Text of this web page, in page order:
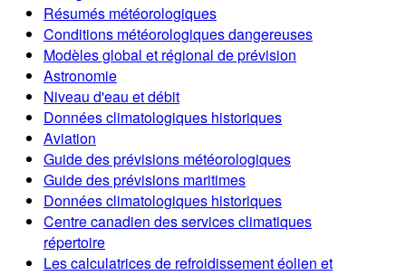
Résumés météorologiques
Conditions météorologiques dangereuses
Modèles global et régional de prévision
Astronomie
Niveau d'eau et débit
Données climatologiques historiques
Aviation
Guide des prévisions météorologiques
Guide des prévisions maritimes
Données climatologiques historiques
Centre canadien des services climatiques
répertoire
Les calculatrices de refroidissement éolien et